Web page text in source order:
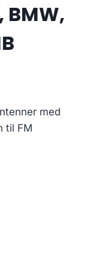
med
til FM